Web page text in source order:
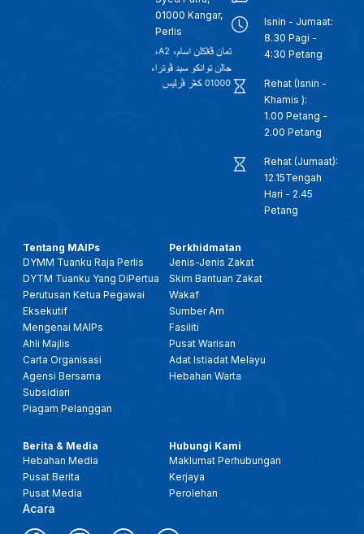
01000 Kangar,
Perlis
Isnin - Jumaat:
8.30 Pagi -
4:30 Petang
Rehat (Isnin -
Khamis ):
1.00 Petang -
2.00 Petang
Rehat (Jumaat):
12.15Tengah
Hari - 2.45
Petang
Tentang MAIPs
DYMM Tuanku Raja Perlis
DYTM Tuanku Yang DiPertua
Perutusan Ketua Pegawai
Eksekutif
Mengenai MAIPs
Ahli Majlis
Carta Organisasi
Agensi Bersama
Subsidiari
Piagam Pelanggan
Perkhidmatan
Jenis-Jenis Zakat
Skim Bantuan Zakat
Wakaf
Sumber Am
Fasiliti
Pusat Warisan
Adat Istiadat Melayu
Hebahan Warta
Berita & Media
Hebahan Media
Pusat Berita
Pusat Media
Acara
Hubungi Kami
Maklumat Perhubungan
Kerjaya
Perolehan